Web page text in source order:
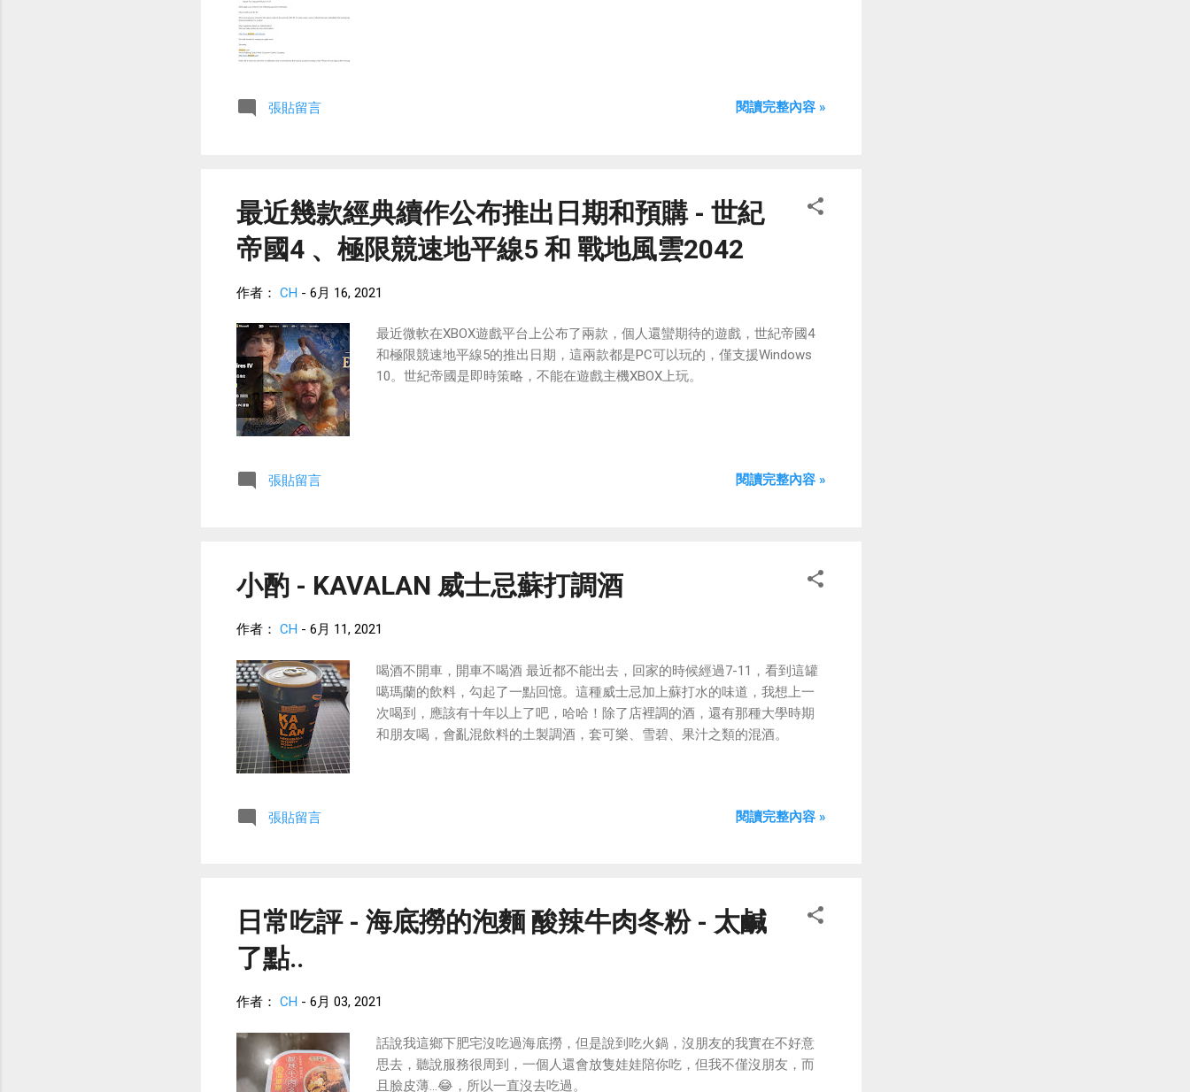
張貼留言 閱讀完整內容 »
最近幾款經典續作公布推出日期和預購 - 世紀
帝國4 、極限競速地平線5 和 戰地風雲2042
作者： CH - 6月 16, 2021
最近微軟在XBOX遊戲平台上公布了兩款，個人還蠻期待的遊戲，世紀帝國4
和極限競速地平線5的推出日期，這兩款都是PC可以玩的，僅支援Windows
10。世紀帝國是即時策略，不能在遊戲主機XBOX上玩。
張貼留言 閱讀完整內容 »
小酌 - KAVALAN 威士忌蘇打調酒
作者： CH - 6月 11, 2021
喝酒不開車，開車不喝酒 最近都不能出去，回家的時候經過7-11，看到這罐
噶瑪蘭的飲料，勾起了一點回憶。這種威士忌加上蘇打水的味道，我想上一
次喝到，應該有十年以上了吧，哈哈！除了店裡調的酒，還有那種大學時期
和朋友喝，會亂混飲料的土製調酒，套可樂、雪碧、果汁之類的混酒。
張貼留言 閱讀完整內容 »
日常吃評 - 海底撈的泡麵 酸辣牛肉冬粉 - 太鹹
了點..
作者： CH - 6月 03, 2021
話說我這鄉下肥宅沒吃過海底撈，但是說到吃火鍋，沒朋友的我實在不好意
思去，聽說服務很周到，一個人還會放隻娃娃陪你吃，但我不僅沒朋友，而
且臉皮薄…😂，所以一直沒去吃過。